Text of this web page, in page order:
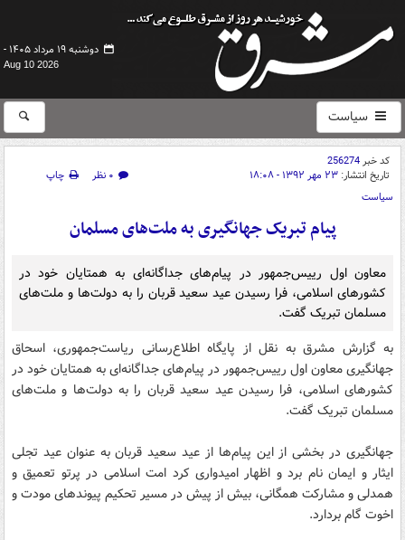
دوشنبه ۱۹ مرداد ۱۴۰۵ -
Aug 10 2026
سیاست
کد خبر256274
تاریخ انتشار: ۲۳ مهر ۱۳۹۲ - ۱۸:۰۸ ۰ نظر
چاپ
سیاست
پیام تبریک جهانگیری به ملت‌های مسلمان
معاون اول رییس‌جمهور در پیام‌های جداگانه‌ای به همتایان خود در
کشورهای اسلامی، فرا رسیدن عید سعید قربان را به دولت‌ها و ملت‌های
مسلمان تبریک گفت.
به گزارش مشرق به نقل از پایگاه اطلاع‌رسانی ریاست‌جمهوری، اسحاق
جهانگیری معاون اول رییس‌جمهور در پیام‌های جداگانه‌ای به همتایان خود در
کشورهای اسلامی، فرا رسیدن عید سعید قربان را به دولت‌ها و ملت‌های
مسلمان تبریک گفت.
جهانگیری در بخشی از این پیام‌ها از عید سعید قربان به عنوان عید تجلی
ایثار و ایمان نام برد و اظهار امیدواری کرد امت اسلامی در پرتو تعمیق و
همدلی و مشارکت همگانی، بیش از پیش در مسیر تحکیم پیوندهای مودت و
اخوت گام بردارد.